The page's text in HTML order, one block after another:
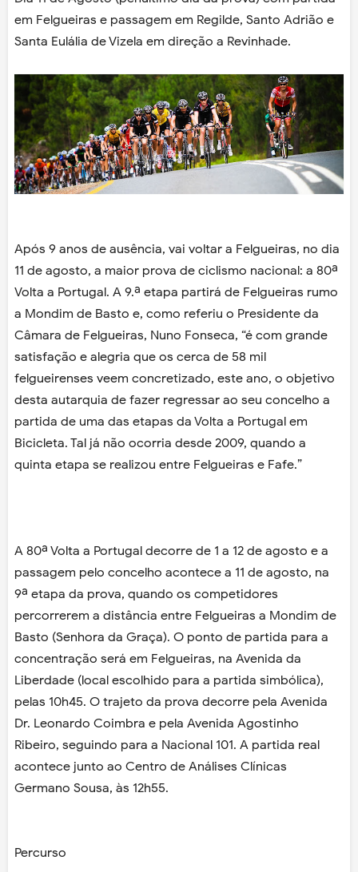
em Felgueiras e passagem em Regilde, Santo Adrião e
Santa Eulália de Vizela em direção a Revinhade.
Após 9 anos de ausência, vai voltar a Felgueiras, no dia
11 de agosto, a maior prova de ciclismo nacional: a 80ª
Volta a Portugal. A 9.ª etapa partirá de Felgueiras rumo
a Mondim de Basto e, como referiu o Presidente da
Câmara de Felgueiras, Nuno Fonseca, “é com grande
satisfação e alegria que os cerca de 58 mil
felgueirenses veem concretizado, este ano, o objetivo
desta autarquia de fazer regressar ao seu concelho a
partida de uma das etapas da Volta a Portugal em
Bicicleta. Tal já não ocorria desde 2009, quando a
quinta etapa se realizou entre Felgueiras e Fafe.”
A 80ª Volta a Portugal decorre de 1 a 12 de agosto e a
passagem pelo concelho acontece a 11 de agosto, na
9ª etapa da prova, quando os competidores
percorrerem a distância entre Felgueiras a Mondim de
Basto (Senhora da Graça). O ponto de partida para a
concentração será em Felgueiras, na Avenida da
Liberdade (local escolhido para a partida simbólica),
pelas 10h45. O trajeto da prova decorre pela Avenida
Dr. Leonardo Coimbra e pela Avenida Agostinho
Ribeiro, seguindo para a Nacional 101. A partida real
acontece junto ao Centro de Análises Clínicas
Germano Sousa, às 12h55.
Percurso